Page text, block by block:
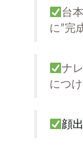
台
に”完
ナ
につ
顔